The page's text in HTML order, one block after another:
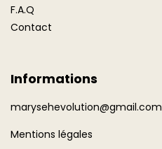
F.A.Q
Contact
Informations
marysehevolution@gmail.com
Mentions légales